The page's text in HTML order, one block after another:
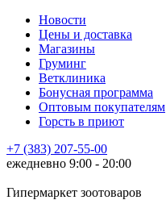
Новости
Цены и доставка
Магазины
Груминг
Ветклиника
Бонусная программа
Оптовым покупателям
Горсть в приют
+7 (383) 207-55-00
ежедневно 9:00 - 20:00
Гипермаркет зоотоваров